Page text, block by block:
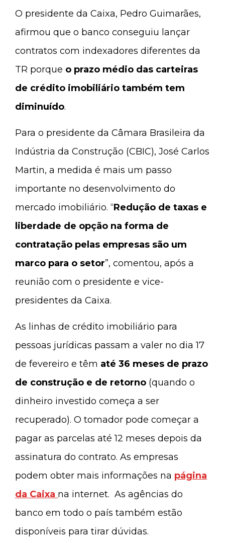
O presidente da Caixa, Pedro Guimarães,
afirmou que o banco conseguiu lançar
contratos com indexadores diferentes da
TR porque o prazo médio das carteiras
de crédito imobiliário também tem
diminuído.
Para o presidente da Câmara Brasileira da
Indústria da Construção (CBIC), José Carlos
Martin, a medida é mais um passo
importante no desenvolvimento do
mercado imobiliário. “Redução de taxas e
liberdade de opção na forma de
contratação pelas empresas são um
marco para o setor”, comentou, após a
reunião com o presidente e vice-
presidentes da Caixa.
As linhas de crédito imobiliário para
pessoas jurídicas passam a valer no dia 17
de fevereiro e têm até 36 meses de prazo
de construção e de retorno (quando o
dinheiro investido começa a ser
recuperado). O tomador pode começar a
pagar as parcelas até 12 meses depois da
assinatura do contrato. As empresas
podem obter mais informações na página
da Caixa na internet. As agências do
banco em todo o país também estão
disponíveis para tirar dúvidas.